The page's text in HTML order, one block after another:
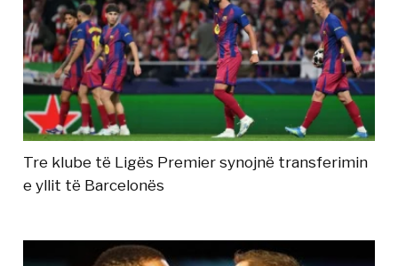
Tre klube të Ligës Premier synojnë transferimin
e yllit të Barcelonës